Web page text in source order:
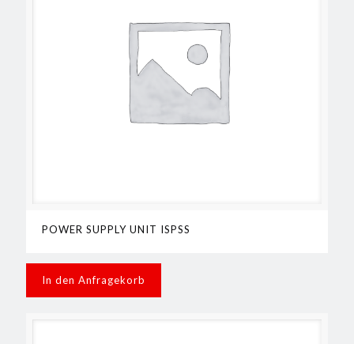
POWER SUPPLY UNIT ISPSS
In den Anfragekorb